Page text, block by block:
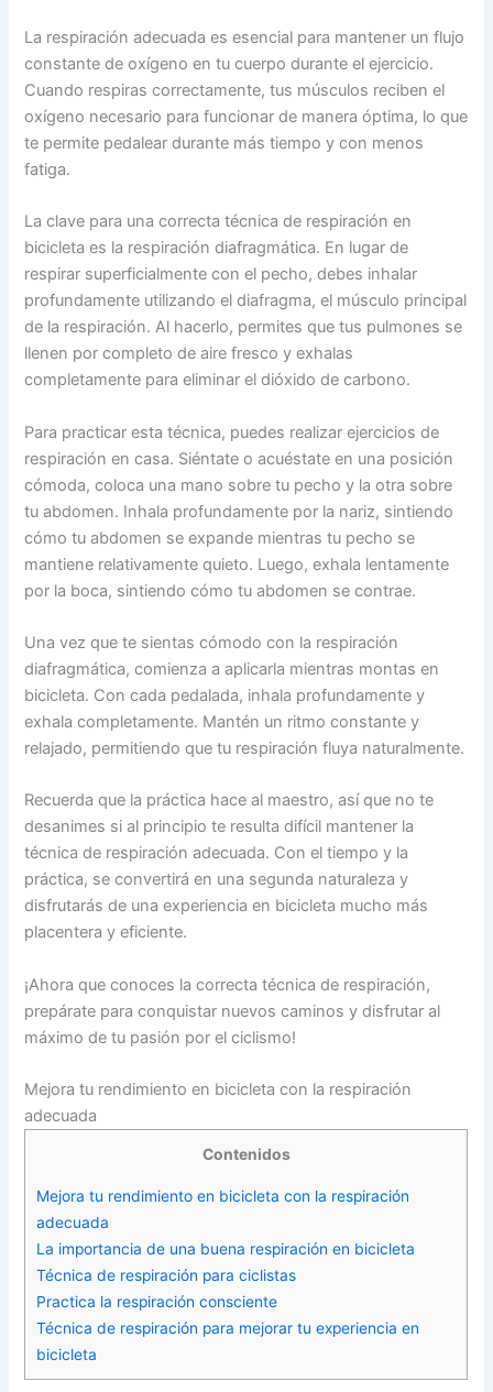
La respiración adecuada es esencial para mantener un flujo
constante de oxígeno en tu cuerpo durante el ejercicio.
Cuando respiras correctamente, tus músculos reciben el
oxígeno necesario para funcionar de manera óptima, lo que
te permite pedalear durante más tiempo y con menos
fatiga.
La clave para una correcta técnica de respiración en
bicicleta es la respiración diafragmática. En lugar de
respirar superficialmente con el pecho, debes inhalar
profundamente utilizando el diafragma, el músculo principal
de la respiración. Al hacerlo, permites que tus pulmones se
llenen por completo de aire fresco y exhalas
completamente para eliminar el dióxido de carbono.
Para practicar esta técnica, puedes realizar ejercicios de
respiración en casa. Siéntate o acuéstate en una posición
cómoda, coloca una mano sobre tu pecho y la otra sobre
tu abdomen. Inhala profundamente por la nariz, sintiendo
cómo tu abdomen se expande mientras tu pecho se
mantiene relativamente quieto. Luego, exhala lentamente
por la boca, sintiendo cómo tu abdomen se contrae.
Una vez que te sientas cómodo con la respiración
diafragmática, comienza a aplicarla mientras montas en
bicicleta. Con cada pedalada, inhala profundamente y
exhala completamente. Mantén un ritmo constante y
relajado, permitiendo que tu respiración fluya naturalmente.
Recuerda que la práctica hace al maestro, así que no te
desanimes si al principio te resulta difícil mantener la
técnica de respiración adecuada. Con el tiempo y la
práctica, se convertirá en una segunda naturaleza y
disfrutarás de una experiencia en bicicleta mucho más
placentera y eficiente.
¡Ahora que conoces la correcta técnica de respiración,
prepárate para conquistar nuevos caminos y disfrutar al
máximo de tu pasión por el ciclismo!
Mejora tu rendimiento en bicicleta con la respiración
adecuada
Contenidos
Mejora tu rendimiento en bicicleta con la respiración
adecuada
La importancia de una buena respiración en bicicleta
Técnica de respiración para ciclistas
Practica la respiración consciente
Técnica de respiración para mejorar tu experiencia en
bicicleta